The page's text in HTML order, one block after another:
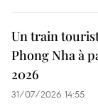
Un train
Phong Nha à
2026
31/07/2026 14:55